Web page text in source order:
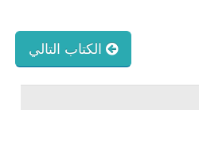
الكتاب التالي